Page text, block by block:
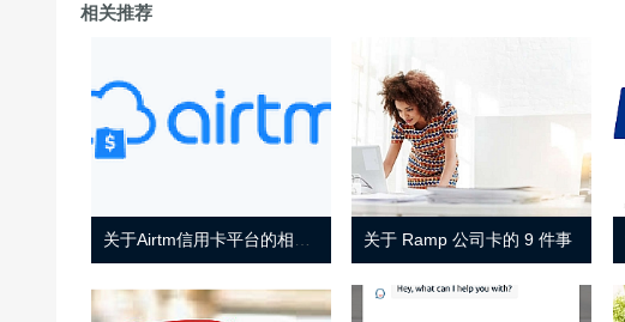
相关推荐
关于 Ramp 公司卡的 9 件事